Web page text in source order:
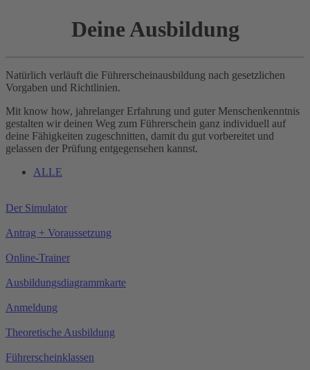
Deine Ausbildung
Natürlich verläuft die Führerscheinausbildung nach gesetzlichen
Vorgaben und Richtlinien.
Mit know how, jahrelanger Erfahrung und guter Menschenkenntnis
gestalten wir deinen Weg zum Führerschein ganz individuell auf
deine Fähigkeiten zugeschnitten, damit du gut vorbereitet und
gelassen der Prüfung entgegensehen kannst.
ALLE
Der Simulator
Antrag + Voraussetzung
Online-Trainer
Ausbildungsdiagrammkarte
Anmeldung
Theoretische Ausbildung
Führerscheinklassen